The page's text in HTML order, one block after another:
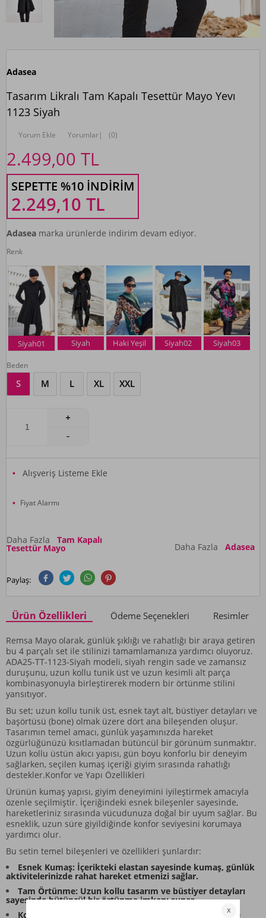
Adasea
Tasarım Likralı Tam Kapalı Tesettür Mayo Yevı
1123 Siyah
Yorum Ekle Yorumlar| (0)
2.499,00 TL
SEPETTE %10 İNDIRIM
2.249,10 TL
Adasea marka ürünlerde indirim devam ediyor.
Renk
Siyah01 Siyah Haki Yeşil Siyah02 Siyah03
Beden
S M L XL XXL
Alışveriş Listeme Ekle
Fiyat Alarmı
Daha Fazla Tam Kapalı
Tesettür Mayo Daha Fazla Adasea
Paylaş:
Ürün Özellikleri Ödeme Seçenekleri Resimler
Remsa Mayo olarak, günlük şıklığı ve rahatlığı bir araya getiren
bu 4 parçalı set ile stilinizi tamamlamanıza yardımcı oluyoruz.
ADA25-TT-1123-Siyah modeli, siyah rengin sade ve zamansız
duruşunu, uzun kollu tunik üst ve uzun kesimli alt parça
kombinasyonuyla birleştirerek modern bir örtünme stilini
yansıtıyor.
Bu set; uzun kollu tunik üst, esnek tayt alt, büstiyer detayları ve
başörtüsü (bone) olmak üzere dört ana bileşenden oluşur.
Tasarımın temel amacı, günlük yaşamınızda hareket
özgürlüğünüzü kısıtlamadan bütüncül bir görünüm sunmaktır.
Uzun kollu üstün akıcı yapısı, gün boyu konforlu bir deneyim
sağlarken, seçilen kumaş içeriği giyim sırasında rahatlığı
destekler.Konfor ve Yapı Özellikleri
Ürünün kumaş yapısı, giyim deneyimini iyileştirmek amacıyla
özenle seçilmiştir. İçeriğindeki esnek bileşenler sayesinde,
hareketleriniz sırasında vücudunuza doğal bir uyum sağlar. Bu
esneklik, uzun süre giyildiğinde konfor seviyesini korumaya
yardımcı olur.
Bu setin temel bileşenleri ve özellikleri şunlardır:
Esnek Kumaş: İçerikteki elastan sayesinde kumaş, günlük
aktivitelerinizde rahat hareket etmenizi sağlar.
Tam Örtünme: Uzun kollu tasarım ve büstiyer detayları
sayesinde bütüncül bir örtünme imkanı sunar.
Kombinasyon: Uzun kollu tunik üst, uzun kesim alt ve